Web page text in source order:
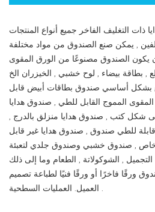
, يمكن صنع الصندوق من مواد مختلفة
يكون الصندوق مصنوعًا من الورق المقوى
بشكل أساسي صندوق بطاقات أبيض قابل
المموج القابل للطي , صندوق هدايا
شكل كتب , صندوق هدايا منزلق بالدرج ,
للطي صندوق , صندوق هدايا غير قابل
, صندوق خشبي وصندوق جلدي لتعبئة
ورقًا فاخرًا أو ورقًا فنيًا لطباعة تصميم